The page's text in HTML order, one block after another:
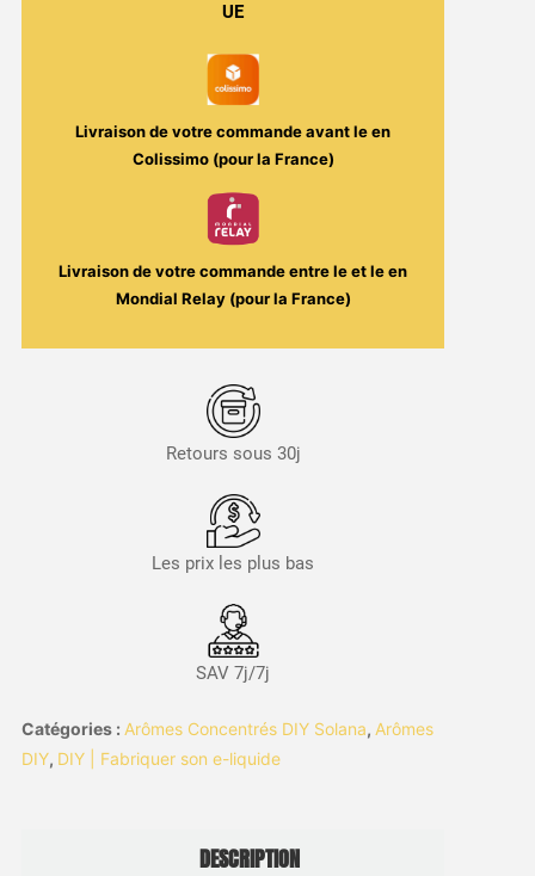
UE
Livraison de votre commande avant leen
Colissimo (pour la France)
Livraison de votre commande entre leet leen
Mondial Relay (pour la France)
Retours sous 30j
Les prix les plus bas
SAV 7j/7j
Catégories : Arômes Concentrés DIY Solana, Arômes
DIY, DIY | Fabriquer son e-liquide
DESCRIPTION